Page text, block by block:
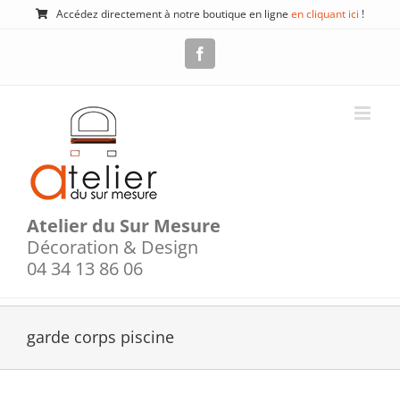
Passer
Accédez directement à notre boutique en ligne en cliquant ici !
Atelier du Sur Mesure
Décoration & Design
04 34 13 86 06
garde corps piscine